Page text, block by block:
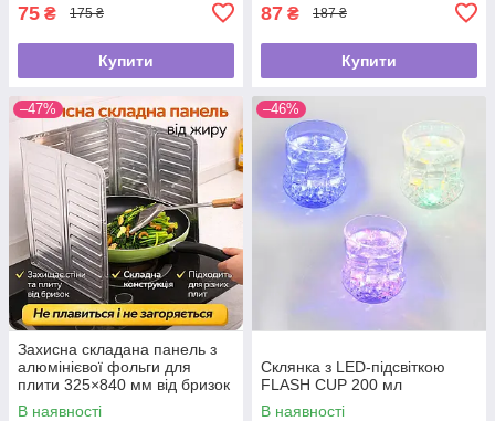
75 ₴ 175 ₴
Купити
87 ₴ 187 ₴
Купити
–47%
Захисна складана панель з
алюмінієвої фольги для
плити 325×840 мм від бризок
жиру
В наявності
–46%
Склянка з LED-підсвіткою
FLASH CUP 200 мл
В наявності